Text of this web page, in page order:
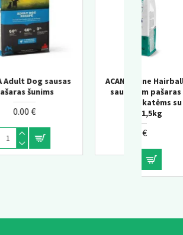
ACANA Adult Large Breed
sausas pašaras šunims
Calmatonin Paste Papildai
katėms kenčiančioms nuo